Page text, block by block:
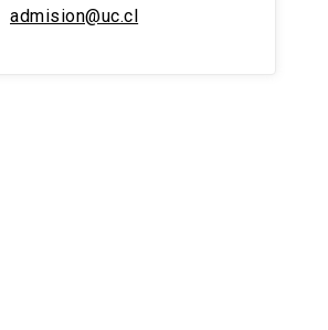
admision@uc.cl